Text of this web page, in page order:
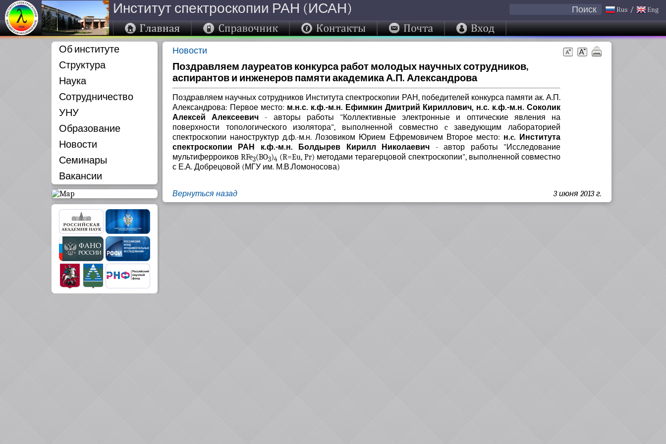
Институт спектроскопии РАН (ИСАН) Поиск
Об институте
Структура
Наука
Сотрудничество
УНУ
Образование
Новости
Семинары
Вакансии
Новости
Поздравляем лауреатов конкурса работ молодых научных сотрудников,
аспирантов и инженеров памяти академика А.П. Александрова
Поздравляем научных сотрудников Института спектроскопии РАН, победителей конкурса памяти ак. А.П.
Александрова: Первое место: м.н.с. к.ф.-м.н. Ефимкин Дмитрий Кириллович, н.с. к.ф.-м.н. Соколик
Алексей Алексеевич - авторы работы "Коллективные электронные и оптические явления на
поверхности топологического изолятора", выполненной совместно c заведующим лабораторией
спектроскопии наноструктур д.ф.-м.н. Лозовиком Юрием Ефремовичем Второе место: н.c. Института
спектроскопии РАН к.ф.-м.н. Болдырев Кирилл Николаевич - автор работы "Исследование
мультиферроиков RFe3(BO3)4 (R=Eu, Pr) методами терагерцовой спектроскопии", выполненной совместно
с Е.А. Добрецовой (МГУ им. М.В.Ломоносова)
3 июня 2013 г.
Вернуться назад